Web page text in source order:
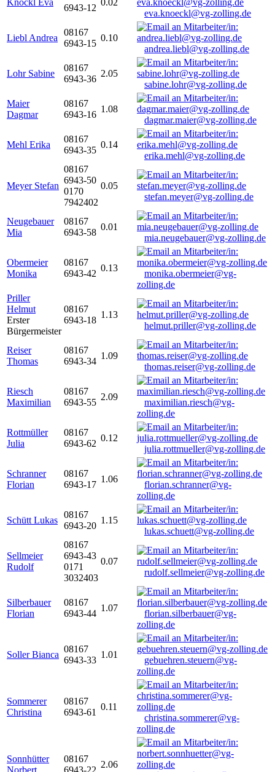
Knöckl Eva
6943-12
0.02
eva.knoeckl@vg-zolling.de
Liebl Andrea
08167
6943-15
0.10
andrea.liebl@vg-zolling.de
Lohr Sabine
08167
6943-36
2.05
sabine.lohr@vg-zolling.de
Maier
Dagmar
08167
6943-16
1.08
dagmar.maier@vg-zolling.de
Mehl Erika
08167
6943-35
0.14
erika.mehl@vg-zolling.de
Meyer Stefan
08167
6943-50
0170
7942402
0.05
stefan.meyer@vg-zolling.de
Neugebauer
Mia
08167
6943-58
0.01
mia.neugebauer@vg-zolling.de
Obermeier
Monika
08167
6943-42
0.13
monika.obermeier@vg-
zolling.de
Priller
Helmut
Erster
Bürgermeister
08167
6943-18
1.13
helmut.priller@vg-zolling.de
Reiser
Thomas
08167
6943-34
1.09
thomas.reiser@vg-zolling.de
Riesch
Maximilian
08167
6943-55
2.09
maximilian.riesch@vg-
zolling.de
Rottmüller
Julia
08167
6943-62
0.12
julia.rottmueller@vg-zolling.de
Schranner
Florian
08167
6943-17
1.06
florian.schranner@vg-
zolling.de
Schütt Lukas
08167
6943-20
1.15
lukas.schuett@vg-zolling.de
Sellmeier
Rudolf
08167
6943-43
0171
3032403
0.07
rudolf.sellmeier@vg-zolling.de
Silberbauer
Florian
08167
6943-44
1.07
florian.silberbauer@vg-
zolling.de
Soller Bianca
08167
6943-33
1.01
gebuehren.steuern@vg-
zolling.de
Sommerer
Christina
08167
6943-61
0.11
christina.sommerer@vg-
zolling.de
Sonnhütter
08167
2.06